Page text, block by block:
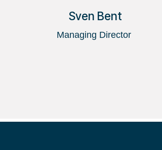
Sven Bent
Managing Director